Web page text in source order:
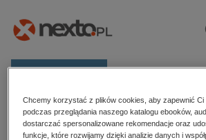
Kategorie
Zobacz wszystkie E-prasa
Strona główna Rafał Kosik
Chcemy korzystać z plików cookies, aby zapewnić Ci
podczas przeglądania naszego katalogu ebooków,
dostarczać spersonalizowane rekomendacje oraz
funkcje, które rozwijamy dzięki analizie danych i